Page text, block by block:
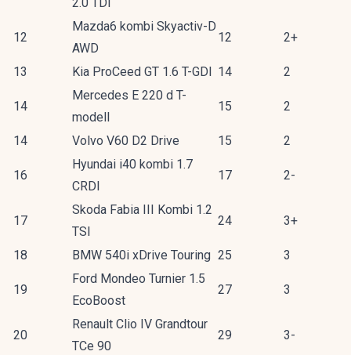
12
Mazda6 kombi Skyactiv-D
AWD
12 2+
13 Kia ProCeed GT 1.6 T-GDI 14 2
14
Mercedes E 220 d T-
modell
15 2
14 Volvo V60 D2 Drive 15 2
16
Hyundai i40 kombi 1.7
CRDI
17 2-
17
Skoda Fabia III Kombi 1.2
TSI
24 3+
18 BMW 540i xDrive Touring 25 3
19
Ford Mondeo Turnier 1.5
EcoBoost
27 3
20
Renault Clio IV Grandtour
TCe 90
29 3-